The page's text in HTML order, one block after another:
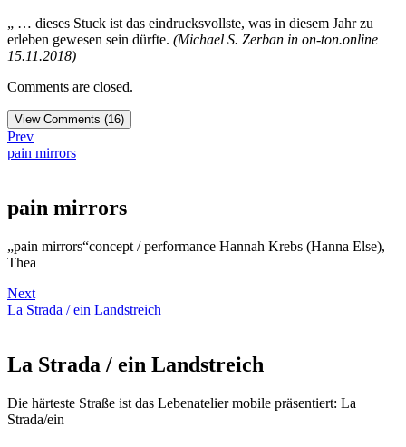
„ … dieses Stuck ist das eindrucksvollste, was in diesem Jahr zu
erleben gewesen sein dürfte. (Michael S. Zerban in on-ton.online
15.11.2018)
Comments are closed.
View Comments (16)
Prev
pain mirrors
pain mirrors
„pain mirrors“concept / performance Hannah Krebs (Hanna Else),
Thea
Next
La Strada / ein Landstreich
La Strada / ein Landstreich
Die härteste Straße ist das Lebenatelier mobile präsentiert: La
Strada/ein